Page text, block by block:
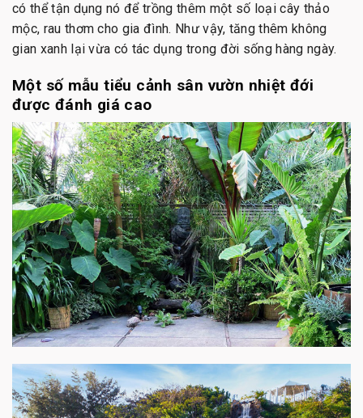
có thể tận dụng nó để trồng thêm một số loại cây thảo
mộc, rau thơm cho gia đình. Như vậy, tăng thêm không
gian xanh lại vừa có tác dụng trong đời sống hàng ngày.
Một số mẫu tiểu cảnh sân vườn nhiệt đới
được đánh giá cao